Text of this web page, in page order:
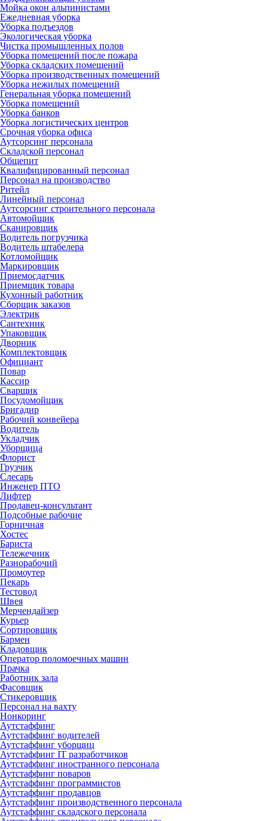
Мойка окон альпинистами
Ежедневная уборка
Уборка подъездов
Экологическая уборка
Чистка промышленных полов
Уборка помещений после пожара
Уборка складских помещений
Уборка производственных помещений
Уборка нежилых помещений
Генеральная уборка помещений
Уборка помещений
Уборка банков
Уборка логистических центров
Срочная уборка офиса
Аутсорсинг персонала
Складской персонал
Общепит
Квалифицированный персонал
Персонал на производство
Ритейл
Линейный персонал
Аутсорсинг строительного персонала
Автомойщик
Сканировщик
Водитель погрузчика
Водитель штабелера
Котломойщик
Маркировщик
Приемосдатчик
Приемщик товара
Кухонный работник
Сборщик заказов
Электрик
Сантехник
Упаковщик
Дворник
Комплектовщик
Официант
Повар
Кассир
Сварщик
Посудомойщик
Бригадир
Рабочий конвейера
Водитель
Укладчик
Уборщица
Флорист
Грузчик
Слесарь
Инженер ПТО
Лифтер
Продавец-консультант
Подсобные рабочие
Горничная
Хостес
Бариста
Тележечник
Разнорабочий
Промоутер
Пекарь
Тестовод
Швея
Мерчендайзер
Курьер
Сортировщик
Бармен
Кладовщик
Оператор поломоечных машин
Прачка
Работник зала
Фасовщик
Стикеровщик
Персонал на вахту
Нонкоринг
Аутстаффинг
Аутстаффинг водителей
Аутстаффинг уборщиц
Аутстаффинг IT разработчиков
Аутстаффинг иностранного персонала
Аутстаффинг поваров
Аутстаффинг программистов
Аутстаффинг продавцов
Аутстаффинг производственного персонала
Аутстаффинг складского персонала